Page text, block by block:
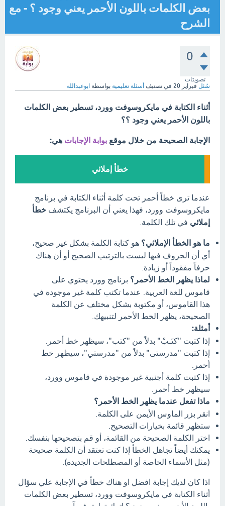
بعض الكلمات باللون الأحمر يعني وجود ؟ - مع
الشرح
0
تصويتات
سُئل فبراير 20 في تصنيف أسئلة تعليمية بواسطة ابوعبدالله
أثناء الكتابة في مايكروسوفت وورد، تسطير بعض الكلمات
باللون الأحمر يعني وجود ؟؟
الإجابة الصحيحة من خلال موقع بوابة الإجابات هي:
خطأ إملائي
عندما ترى خطاً أحمر تحت كلمة أثناء الكتابة في برنامج
مايكروسوفت وورد، فهذا يعني أن البرنامج يكتشف خطأ
إملائي في تلك الكلمة.
ما هو الخطأ الإملائي؟ هو كتابة الكلمة بشكل غير صحيح،
أي أن الحروف فيها ليست بالترتيب الصحيح أو أن هناك
حرفاً مفقوداً أو زيادة.
لماذا يظهر الخط الأحمر؟ برنامج وورد يحتوي على
قاموس للغة العربية. عندما تكتب كلمة غير موجودة في
هذا القاموس، أو مكتوبة بشكل مختلف عن الكلمة
الصحيحة، يظهر الخط الأحمر لتنبيهك.
أمثلة:
إذا كتبت "كتَـبْ" بدلاً من "كتب"، سيظهر خط أحمر.
إذا كتبت "مدرستى" بدلاً من "مدرستي"، سيظهر خط
أحمر.
إذا كتبت كلمة أجنبية غير موجودة في قاموس وورد،
سيظهر خط أحمر.
ماذا تفعل عندما يظهر الخط الأحمر؟
انقر بزر الماوس الأيمن على الكلمة.
ستظهر قائمة بخيارات التصحيح.
اختر الكلمة الصحيحة من القائمة، أو قم بتصحيحها بنفسك.
يمكنك أيضاً تجاهل الخطأ إذا كنت تعتقد أن الكلمة صحيحة
(مثل الأسماء الخاصة أو المصطلحات الجديدة).
اذا كان لديك إجابة افضل او هناك خطأ في الإجابة علي سؤال
أثناء الكتابة في مايكروسوفت وورد، تسطير بعض الكلمات